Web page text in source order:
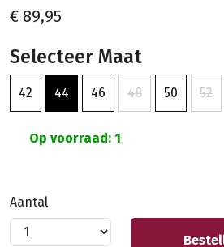
€ 89,95
Selecteer Maat
42 44 46 48 50 52
Op voorraad: 1
Aantal